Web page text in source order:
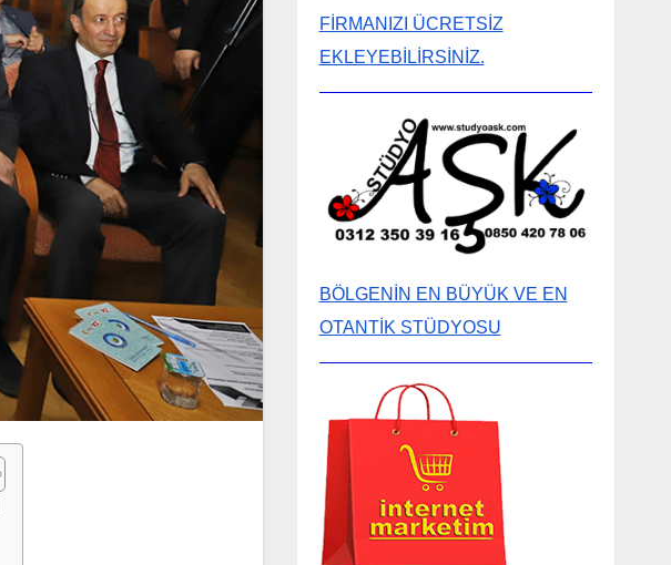
FİRMANIZI ÜCRETSİZ
EKLEYEBİLİRSİNİZ.
BÖLGENİN EN BÜYÜK VE EN
OTANTİK STÜDYOSU